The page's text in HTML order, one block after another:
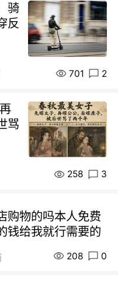
骑
反
701 2
骂
258 3
购物的吗本人免费
钱给我就行需要的
208 0